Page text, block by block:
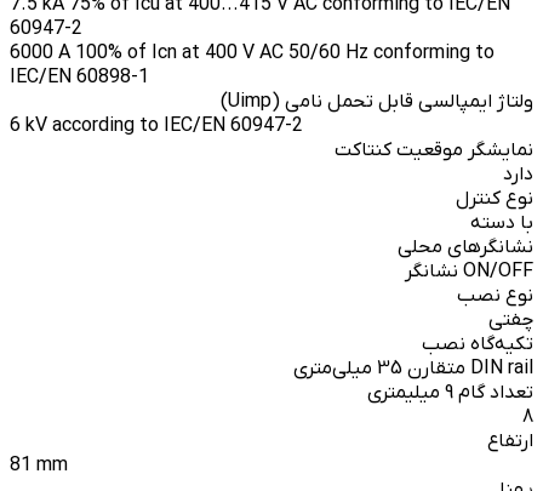
60947-2
6000 A 100% of Icn at 400 V AC 50/60 Hz conforming to
IEC/EN 60898-1
ولتاژ ایمپالسی قابل تحمل نامی (Uimp)
6 kV according to IEC/EN 60947-2
نمایشگر موقعیت کنتاکت
دارد
نوع کنترل
با دسته
نشانگرهای محلی
ON/OFF نشانگر
نوع نصب
چفتی
تکیه‌گاه نصب
DIN rail متقارن 35 میلی‌متری
تعداد گام 9 میلیمتری
8
ارتفاع
81 mm